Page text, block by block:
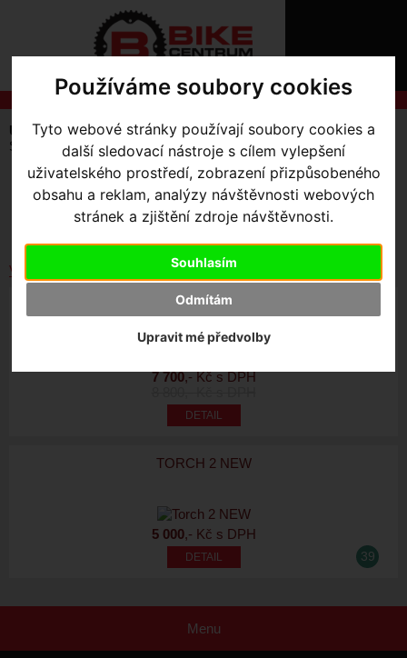
Používáme soubory cookies
Tyto webové stránky používají soubory cookies a
další sledovací nástroje s cílem vylepšení
uživatelského prostředí, zobrazení přizpůsobeného
obsahu a reklam, analýzy návštěvnosti webových
stránek a zjištění zdroje návštěvnosti.
Souhlasím
Odmítám
Upravit mé předvolby
KONTAKT
NÁSO
REGISTRACE
ZTRATILI
Úvodní strana Výbava pro jezdce Tretry
Silniční
Silniční
SKLADEM V OLOMOUCI
Seřadit podle:
Ceny
Názvu Data
Vybrat dle výrobce
S-WORKS 7 LACE ROAD SHOES
7 700,- Kč s DPH
TORCH 2 NEW
5 000,- Kč s DPH
39
Menu